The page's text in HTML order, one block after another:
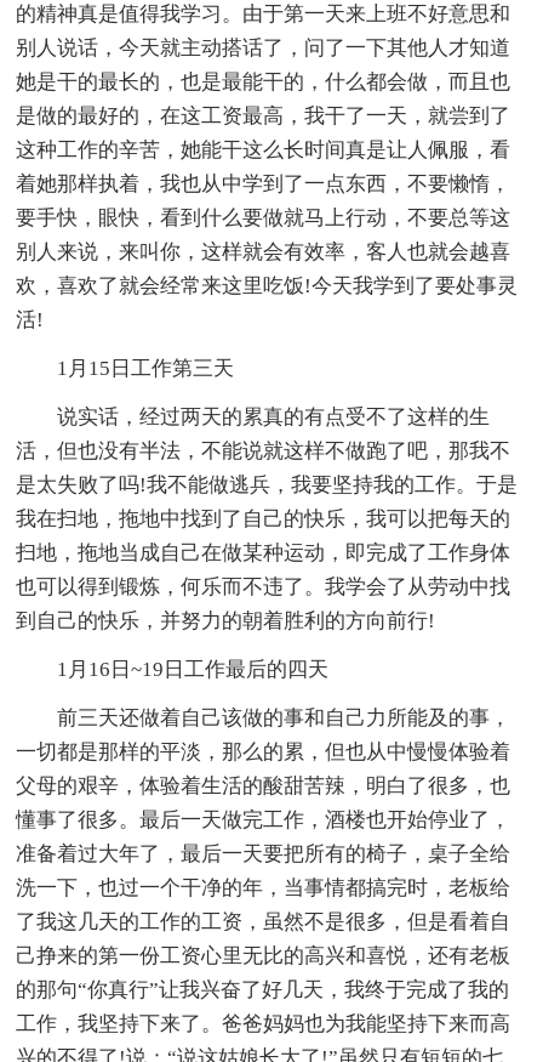
的精神真是值得我学习。由于第一天来上班不好意思和
别人说话，今天就主动搭话了，问了一下其他人才知道
她是干的最长的，也是最能干的，什么都会做，而且也
是做的最好的，在这工资最高，我干了一天，就尝到了
这种工作的辛苦，她能干这么长时间真是让人佩服，看
着她那样执着，我也从中学到了一点东西，不要懒惰，
要手快，眼快，看到什么要做就马上行动，不要总等这
别人来说，来叫你，这样就会有效率，客人也就会越喜
欢，喜欢了就会经常来这里吃饭!今天我学到了要处事灵
活!
1月15日工作第三天
说实话，经过两天的累真的有点受不了这样的生
活，但也没有半法，不能说就这样不做跑了吧，那我不
是太失败了吗!我不能做逃兵，我要坚持我的工作。于是
我在扫地，拖地中找到了自己的快乐，我可以把每天的
扫地，拖地当成自己在做某种运动，即完成了工作身体
也可以得到锻炼，何乐而不违了。我学会了从劳动中找
到自己的快乐，并努力的朝着胜利的方向前行!
1月16日~19日工作最后的四天
前三天还做着自己该做的事和自己力所能及的事，
一切都是那样的平淡，那么的累，但也从中慢慢体验着
父母的艰辛，体验着生活的酸甜苦辣，明白了很多，也
懂事了很多。最后一天做完工作，酒楼也开始停业了，
准备着过大年了，最后一天要把所有的椅子，桌子全给
洗一下，也过一个干净的年，当事情都搞完时，老板给
了我这几天的工作的工资，虽然不是很多，但是看着自
己挣来的第一份工资心里无比的高兴和喜悦，还有老板
的那句“你真行”让我兴奋了好几天，我终于完成了我的
工作，我坚持下来了。爸爸妈妈也为我能坚持下来而高